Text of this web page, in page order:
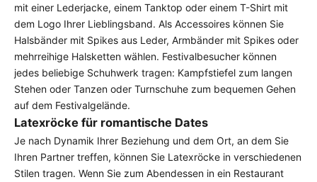
mit einer Lederjacke, einem Tanktop oder einem T-Shirt mit
dem Logo Ihrer Lieblingsband. Als Accessoires können Sie
Halsbänder mit Spikes aus Leder, Armbänder mit Spikes oder
mehrreihige Halsketten wählen. Festivalbesucher können
jedes beliebige Schuhwerk tragen: Kampfstiefel zum langen
Stehen oder Tanzen oder Turnschuhe zum bequemen Gehen
auf dem Festivalgelände.
Latexröcke für romantische Dates
Je nach Dynamik Ihrer Beziehung und dem Ort, an dem Sie
Ihren Partner treffen, können Sie Latexröcke in verschiedenen
Stilen tragen. Wenn Sie zum Abendessen in ein Restaurant